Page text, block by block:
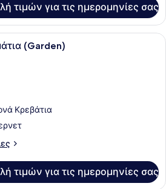
τιμών για τις ημερομηνίες σας
Μια ηλιόλουστη βεράντα με ένα
(Garden)
Κρεβάτια
τιμών για τις ημερομηνίες σας